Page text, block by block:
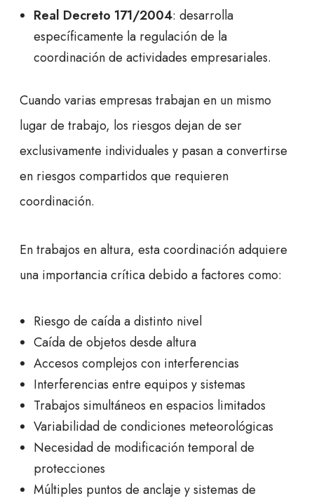
Real Decreto 171/2004: desarrolla
específicamente la regulación de la
coordinación de actividades empresariales.
Cuando varias empresas trabajan en un mismo
lugar de trabajo, los riesgos dejan de ser
exclusivamente individuales y pasan a convertirse
en riesgos compartidos que requieren
coordinación.
En trabajos en altura, esta coordinación adquiere
una importancia crítica debido a factores como:
Riesgo de caída a distinto nivel
Caída de objetos desde altura
Accesos complejos con interferencias
Interferencias entre equipos y sistemas
Trabajos simultáneos en espacios limitados
Variabilidad de condiciones meteorológicas
Necesidad de modificación temporal de
protecciones
Múltiples puntos de anclaje y sistemas de